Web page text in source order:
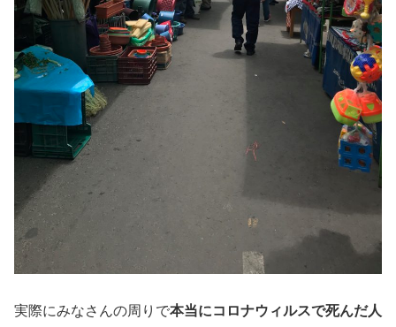
実際にみなさんの周りで本当にコロナウィルスで死んだ人